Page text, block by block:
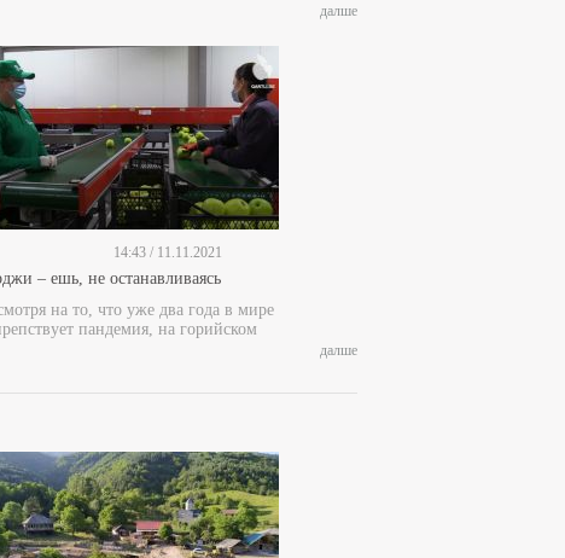
далше
14:43 / 11.11.2021
– ешь, не останавливаясь
на то, что уже два года в мире
пандемия, на горийском
далше